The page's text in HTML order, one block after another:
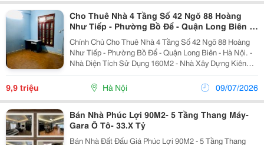
Cho Thuê Nhà 4 Tầng Số 42 Ngõ 88 Hoàng
Như Tiếp - Phường Bồ Để - Quận Long Biên -
Hà Nội
Chính Chủ Cho Thuê Nhà 4 Tầng Số 42 Ngõ 88 Hoàng
Như Tiếp - Phường Bồ Để - Quận Long Biên - Hà Nội. -
Nhà Diện Tích Sử Dụng 160M2 - Nhà Xây Dựng Kiên
Cố, Chắc Chắn 4 Tầng. + Tầng 1: Phòng Khách + Bếp, 1
Vệ Sinh. + Tầng 2 + 3: Mỗi Tầng 2 Phòng...
9,9 triệu Hà Nội 09/07/2026
Bán Nhà Phúc Lợi 90M2- 5 Tầng Thang Máy-
Gara Ô Tô- 33.X Tỷ
Bán Nhà Đất Đấu Giá Phúc Lợi 90M2 - 5 Tầng Thang